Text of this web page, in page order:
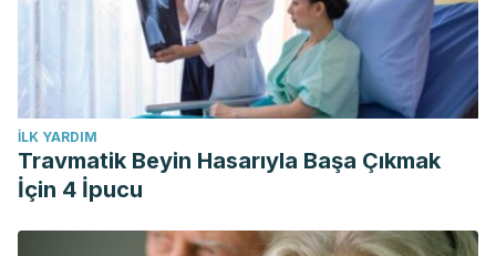
İLK YARDIM
Travmatik Beyin Hasarıyla Başa Çıkmak
İçin 4 İpucu